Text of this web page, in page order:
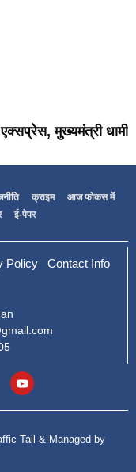
मुख्यमंत्री धामी
क्राइम
आज फोकस में
ई-पेपर
Policy
Contact Info
Tail & Managed by